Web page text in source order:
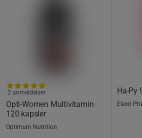
Opti-Women Multivitamin
120 kapsler
2 anmeldelser
Optimum Nutrition
Ha-Py
Elexir